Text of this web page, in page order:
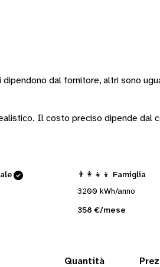
dipendono dal fornitore, altri sono
Il costo preciso dipende dal
👨‍👩‍👧‍👦 Famiglia
3200 kWh/anno
358 €/mese
Quantità